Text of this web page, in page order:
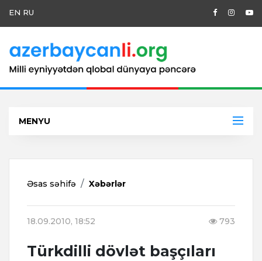
EN RU
MENYU
Əsas səhifə Xəbərlər
18.09.2010, 18:52 793
Türkdilli dövlət başçıları